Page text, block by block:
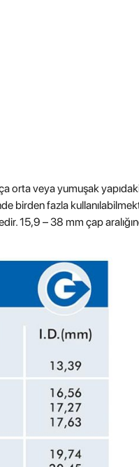
orta veya yumuşak
birden fazla
15,9 – 38 mm çap